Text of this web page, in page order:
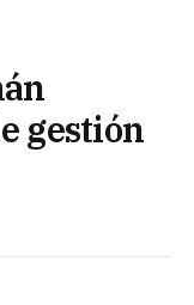
gestión